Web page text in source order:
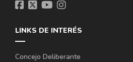
LINKS DE INTERÉS
Concejo Deliberante